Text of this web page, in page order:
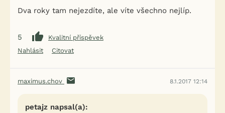
Dva roky tam nejezdíte, ale víte všechno nejlíp.
5
Kvalitní příspěvek
Nahlásit
Citovat
maximus.chov 8.1.2017 12:14
petajz napsal(a):